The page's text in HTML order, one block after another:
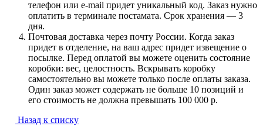
телефон или e-mail придет уникальный код. Заказ нужно
оплатить в терминале постамата. Срок хранения — 3
дня.
Почтовая доставка через почту России. Когда заказ
придет в отделение, на ваш адрес придет извещение о
посылке. Перед оплатой вы можете оценить состояние
коробки: вес, целостность. Вскрывать коробку
самостоятельно вы можете только после оплаты заказа.
Один заказ может содержать не больше 10 позиций и
его стоимость не должна превышать 100 000 р.
Назад к списку